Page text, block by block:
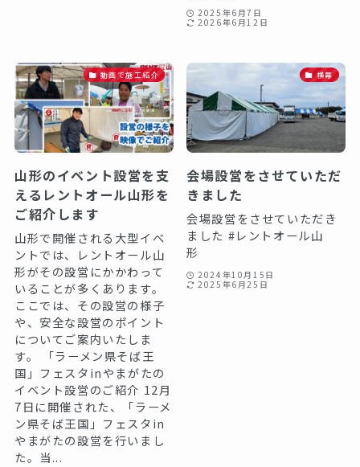
2025年6月7日
2026年6月12日
動画で施工紹介
山形のイベント設営を支
えるレントオール山形を
ご紹介します
山形で開催される大型イベ
ントでは、レントオール山
形がその設営にかかわって
いることが多くあります。
ここでは、その設営の様子
や、安全な設営のポイント
についてご案内いたしま
す。 「ラーメン県そば王
国」フェスタinやまがたの
イベント設営のご紹介 12月
7日に開催された、「ラーメ
ン県そば王国」フェスタin
やまがたの設営を行いまし
た。当...
横幕
会場設営をさせていただ
きました
会場設営をさせていただき
ました #レントオール山
形
2024年10月15日
2025年6月25日